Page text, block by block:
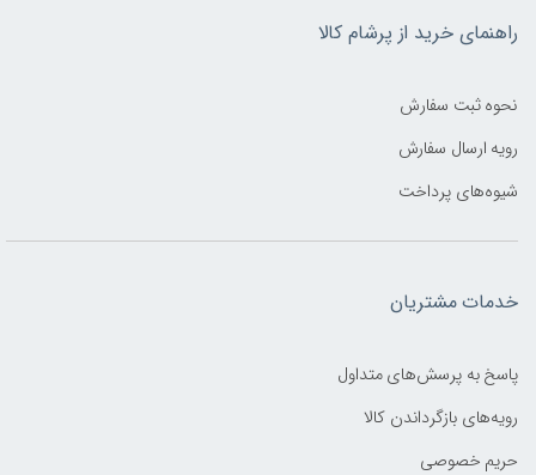
راهنمای خرید از پرشام کالا
نحوه ثبت سفارش
رویه ارسال سفارش
شیوه‌های پرداخت
خدمات مشتریان
پاسخ به پرسش‌های متداول
رویه‌های بازگرداندن کالا
حریم خصوصی